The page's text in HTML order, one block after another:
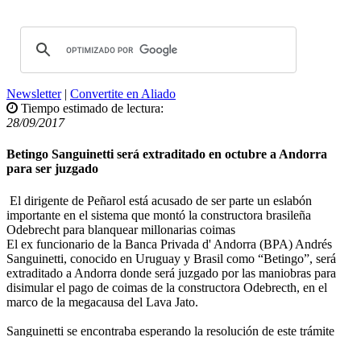
Newsletter| Convertite en Aliado
Tiempo estimado de lectura:
28/09/2017
Betingo Sanguinetti será extraditado en octubre a Andorra
para ser juzgado
El dirigente de Peñarol está acusado de ser parte un eslabón
importante en el sistema que montó la constructora brasileña
Odebrecht para blanquear millonarias coimas
El ex funcionario de la Banca Privada d' Andorra (BPA) Andrés
Sanguinetti, conocido en Uruguay y Brasil como “Betingo”, será
extraditado a Andorra donde será juzgado por las maniobras para
disimular el pago de coimas de la constructora Odebrecth, en el
marco de la megacausa del Lava Jato.
Sanguinetti se encontraba esperando la resolución de este trámite